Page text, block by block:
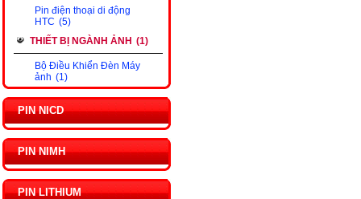
Pin điện thoại di động
HTC (5)
THIẾT BỊ NGÀNH ẢNH (1)
Bộ Điều Khiển Đèn Máy
ảnh (1)
PIN NICD
PIN NIMH
PIN LITHIUM